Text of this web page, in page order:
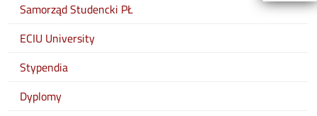
Samorząd Studencki PŁ
ECIU University
Stypendia
Dyplomy